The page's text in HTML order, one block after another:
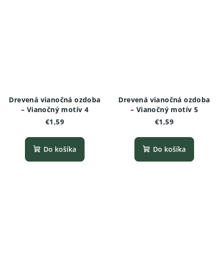
Drevená vianočná ozdoba
– Vianočný motív 4
€1,59
Do košíka
Drevená vianočná ozdoba
– Vianočný motív 5
€1,59
Do košíka